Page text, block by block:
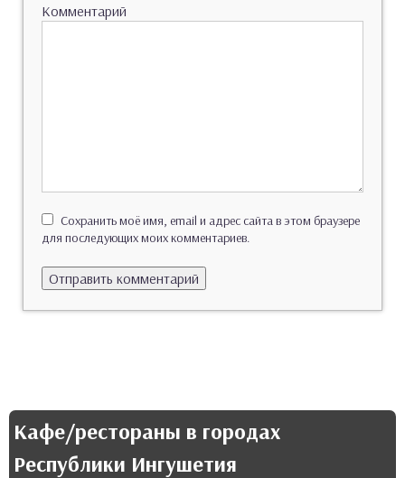
Комментарий
Сохранить моё имя, email и адрес сайта в этом браузере
для последующих моих комментариев.
Кафе/рестораны в городах
Республики Ингушетия